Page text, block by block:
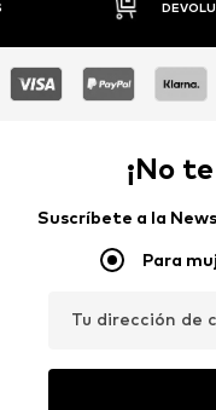
¡No
Suscríbete a la
Para
Tu dirección de